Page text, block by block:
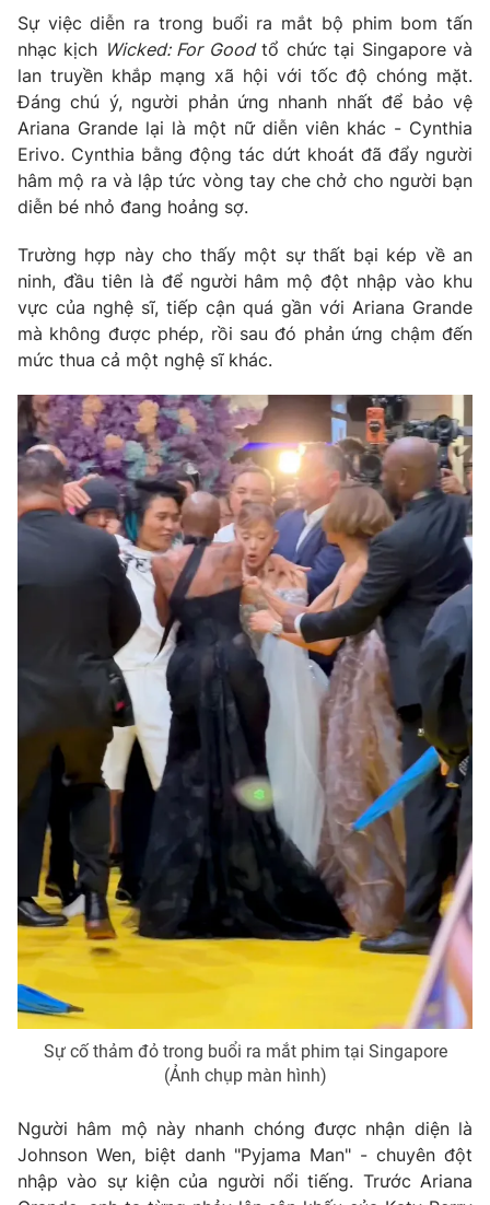
Sản phẩm
Thị trường
Tư vấn
Giao lưu trực tuyến
Lịch phát sóng
Chuyên mục khác
Emagazine Podcast
Photo Infographic
Video Shorts video
VTV Sức khoẻ Bất động sản
Thị trường 24h Tấm lòng Việt
VTV4 Vươn mình bằng AI
VTV8
Liên hệ tòa soạn English
THỜI BÁO VTV
Theo dõi báo trên
Cơ quan chủ quản:
Đài Truyền hình Việt Nam
Cơ quan báo chí:
Giấy phép hoạt động báo in và báo điện tử số 483/GP-BTTTT
cấp ngày 29/12/2023
Phó Tổng Biên tập: Nguyễn Thị Mỹ Hạnh, Phạm Quốc Thắng,
Nguyễn Trọng Ninh
Tổng đài VTV:024.38 355 931 - 024.38 355 932
Sự việc diễn ra trong buổi ra mắt bộ phim bom tấn
nhạc kịch Wicked: For Goodtổ chức tại Singapore và
lan truyền khắp mạng xã hội với tốc độ chóng mặt.
Đáng chú ý, người phản ứng nhanh nhất để bảo vệ
Ariana Grande lại là một nữ diễn viên khác - Cynthia
Erivo. Cynthia bằng động tác dứt khoát đã đẩy người
hâm mộ ra và lập tức vòng tay che chở cho người bạn
diễn bé nhỏ đang hoảng sợ.
Trường hợp này cho thấy một sự thất bại kép về an
ninh, đầu tiên là để người hâm mộ đột nhập vào khu
vực của nghệ sĩ, tiếp cận quá gần với Ariana Grande
mà không được phép, rồi sau đó phản ứng chậm đến
mức thua cả một nghệ sĩ khác.
Sự cố thảm đỏ trong buổi ra mắt phim tại Singapore
(Ảnh chụp màn hình)
Người hâm mộ này nhanh chóng được nhận diện là
Johnson Wen, biệt danh "Pyjama Man" - chuyên đột
nhập vào sự kiện của người nổi tiếng. Trước Ariana